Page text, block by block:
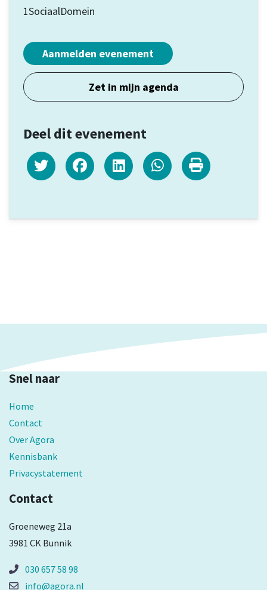
1SociaalDomein
Aanmelden evenement
Zet in mijn agenda
Deel dit evenement
Snel naar
Home
Contact
Over Agora
Kennisbank
Privacystatement
Contact
Groeneweg 21a
3981 CK Bunnik
030 657 58 98
info@agora.nl